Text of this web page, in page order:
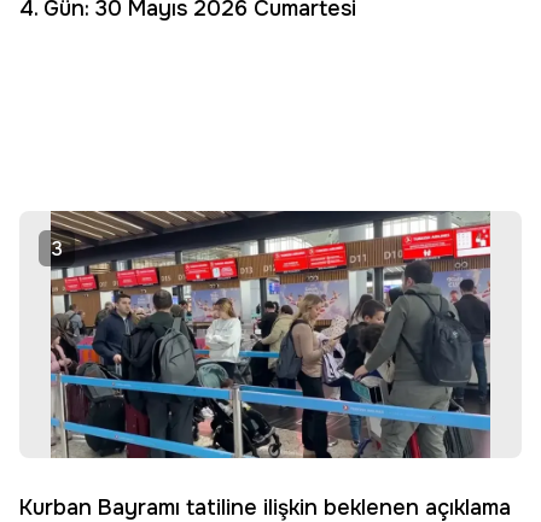
4. Gün: 30 Mayıs 2026 Cumartesi
3
Kurban Bayramı tatiline ilişkin beklenen açıklama